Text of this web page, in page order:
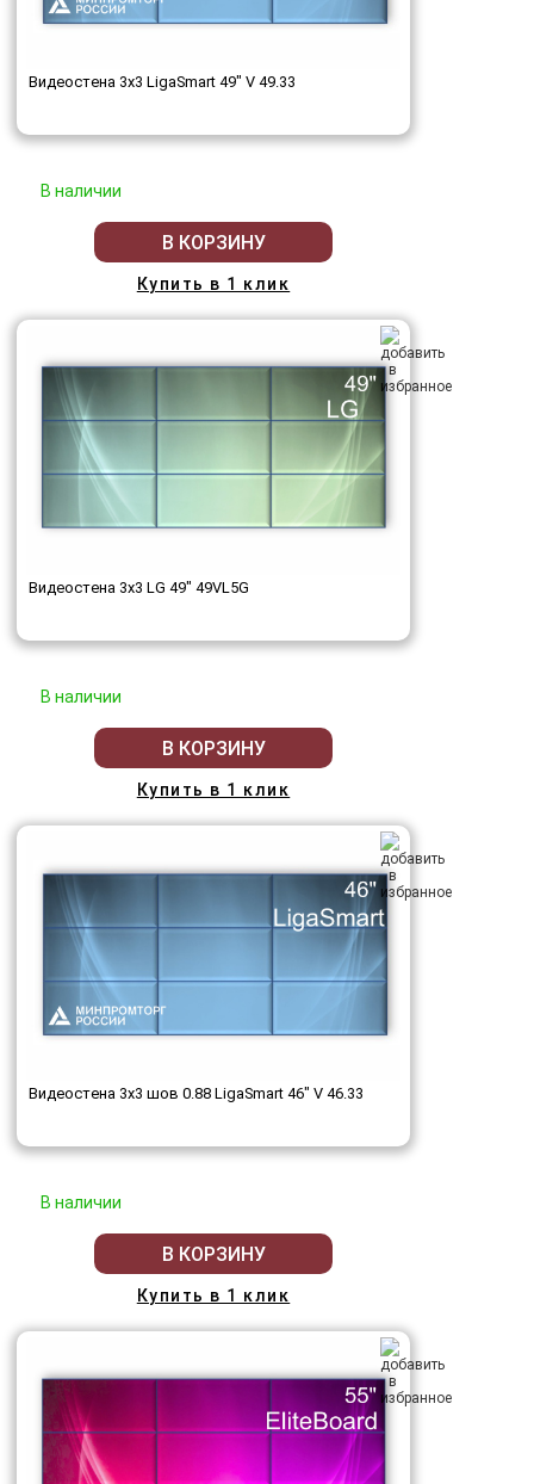
Видеостена 3x3 LigaSmart 49" V 49.33
В наличии
В КОРЗИНУ
Купить в 1 клик
Видеостена 3x3 LG 49" 49VL5G
В наличии
В КОРЗИНУ
Купить в 1 клик
Видеостена 3x3 шов 0.88 LigaSmart 46" V 46.33
В наличии
В КОРЗИНУ
Купить в 1 клик